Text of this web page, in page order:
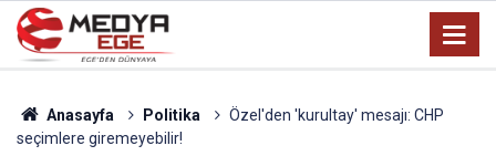
Anasayfa Politika
Özel'den 'kurultay' mesajı: CHP
seçimlere giremeyebilir!